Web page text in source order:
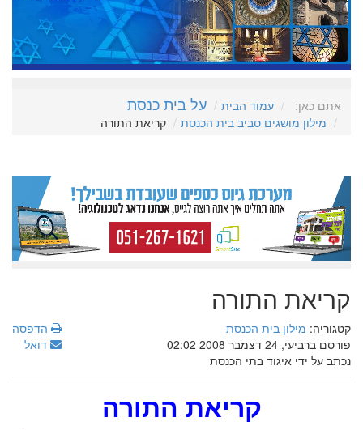
אתם כאן: עמוד הבית על בית כנסת
מילון מושגים סביב בית הכנסת קריאת התורה
קריאת התורה
הדפסה
דואל
קטגוריה: מילון בית הכנסת
פורסם ברביעי, 24 דצמבר 2008 02:02
נכתב על ידי איגוד בתי הכנסת
קריאת התורה